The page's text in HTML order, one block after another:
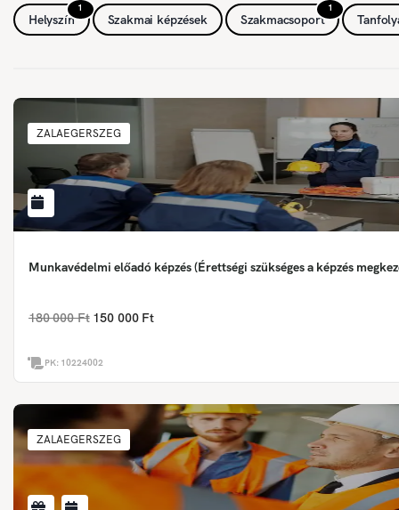
1
Helyszín Szakmai képzések
1
Szakmacsoport
ZALAEGERSZEG
Munkavédelmi előadó képzés (Érettségi szükséges a képzés
180 000 Ft 150 000 Ft
PK: 10224002
ZALAEGERSZEG